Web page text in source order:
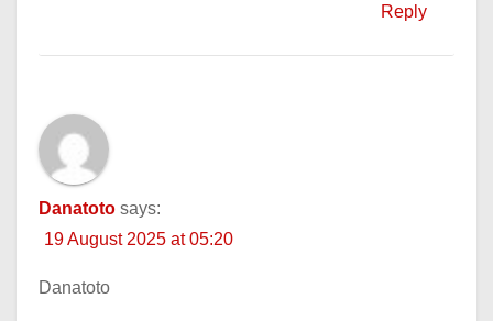
Reply
Danatoto says:
19 August 2025 at 05:20
Danatoto